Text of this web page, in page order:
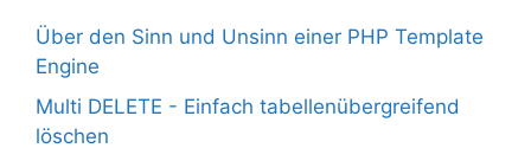
Über den Sinn und Unsinn einer PHP Template
Engine
Multi DELETE - Einfach tabellenübergreifend
löschen